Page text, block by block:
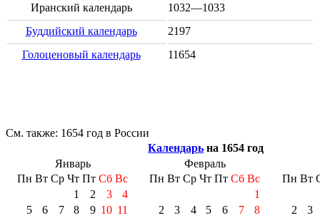
Иранский календарь
1032—1033
Буддийский календарь
2197
Голоценовый календарь
11654
См. также: 1654 год в России
Календарь на 1654 год
Январь
Пн Вт Ср Чт Пт Сб Вс
1
2 3
4
5
6 7 8 9 10 11
Февраль
Пн Вт Ср Чт Пт Сб Вс
1
2
3 4 5 6 7
8
Пн Вт
2
3